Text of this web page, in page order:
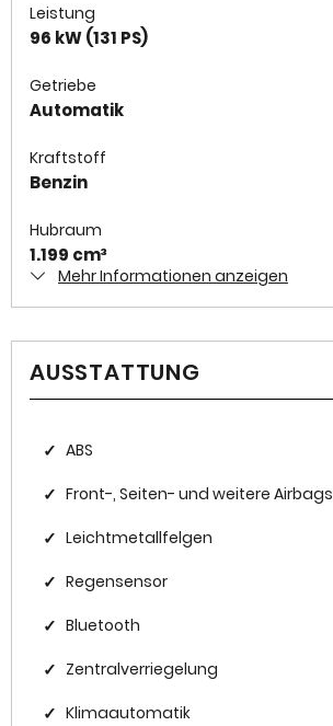
Leistung
96 kW (131 PS)
Getriebe
Automatik
Kraftstoff
Benzin
Hubraum
1.199 cm³
Antriebsart
Zylinder
3
Karosserieform
HISTORIE
14.590 km
Erstzulassung
2023-01
Mehr Informationen anzeigen
AUSSTATTUNG
✓ ABS
✓ Front-, Seiten- und weitere Airbags
✓ Leichtmetallfelgen
✓ Regensensor
✓ Bluetooth
✓ Zentralverriegelung
✓ Klimaautomatik